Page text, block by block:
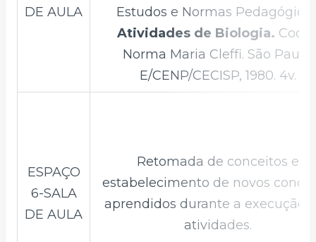
DE AULA
Estudos e Normas
Atividades de Biologia.
Norma Maria Cleffi. São Paulo,
E/CENP/CECISP, 1980. 4v.
ESPAÇO
6-SALA
DE AULA
Retomada de conceitos e
estabelecimento de novos
aprendidos durante a execução
atividades.